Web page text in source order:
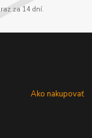
za 14 dní.
Ako nakupovať